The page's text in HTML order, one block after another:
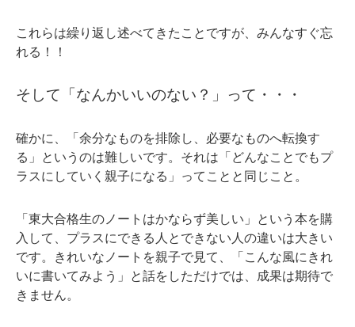
これらは繰り返し述べてきたことですが、みんなすぐ忘
れる！！
そして「なんかいいのない？」って・・・
確かに、「余分なものを排除し、必要なものへ転換す
る」というのは難しいです。それは「どんなことでもプ
ラスにしていく親子になる」ってことと同じこと。
「東大合格生のノートはかならず美しい」という本を購
入して、プラスにできる人とできない人の違いは大きい
です。きれいなノートを親子で見て、「こんな風にきれ
いに書いてみよう」と話をしただけでは、成果は期待で
きません。